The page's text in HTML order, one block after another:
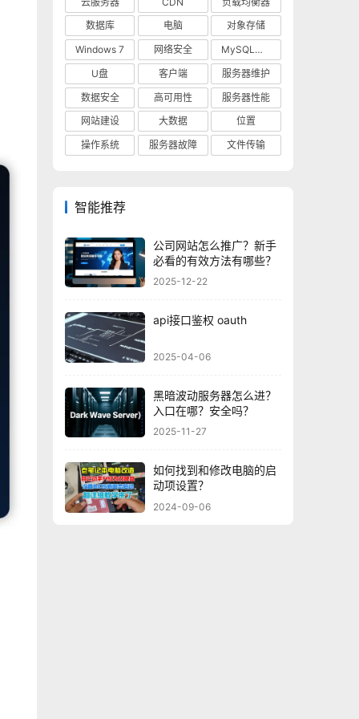
数据库
电脑
对象存储
Windows 7
网络安全
MySQL数据库
U盘
客户端
服务器维护
数据安全
高可用性
服务器性能
网站建设
大数据
位置
操作系统
服务器故障 文件传输
智能推荐
公司网站怎么推广？新手
必看的有效方法有哪些？
2025-12-22
api接口鉴权 oauth
2025-04-06
黑暗波动服务器怎么进？
入口在哪？安全吗？
2025-11-27
如何找到和修改电脑的启
动项设置？
2024-09-06